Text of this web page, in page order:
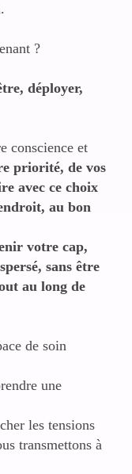
?
déployer,
conscience et
priorité, de vos
avec ce choix
au bon
votre cap,
sans être
au long de
de soin
une
les tensions
transmettons à